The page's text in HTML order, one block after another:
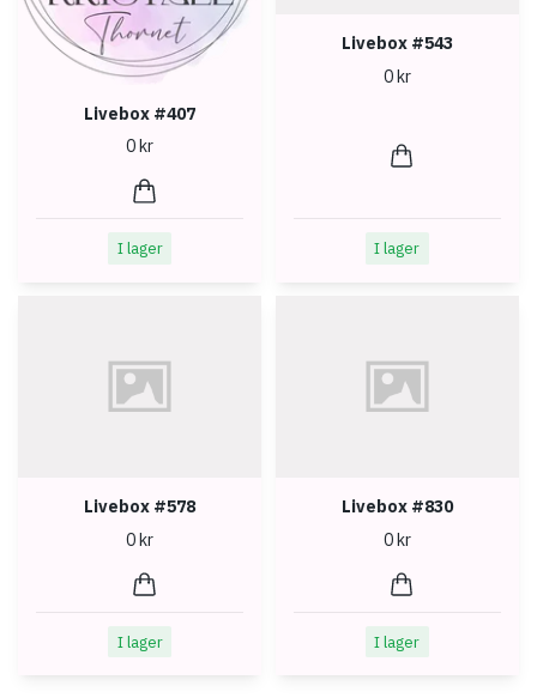
Livebox #407
0 kr
I lager
Livebox #543
0 kr
I lager
Livebox #578
0 kr
I lager
Livebox #830
0 kr
I lager